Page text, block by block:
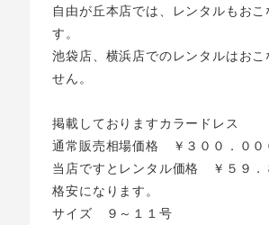
自由が丘本店では、レンタルもおこ
す。
池袋店、横浜店でのレンタルはおこ
せん。
掲載しておりますカラードレス
通常販売相場価格 ￥３００．００
当店ですとレンタル価格 ￥５９．
格安になります。
サイズ ９～１１号